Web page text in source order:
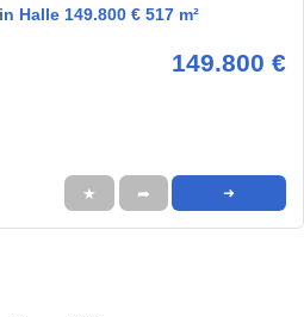
Halle 149.800 € 517 m²
149.800 €
★ ➦ ➜